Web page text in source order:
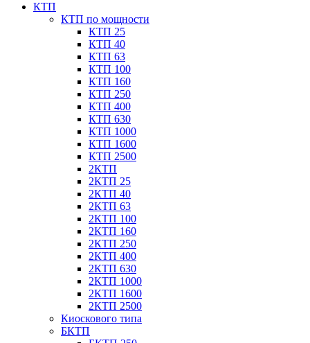
КТП
КТП по мощности
КТП 25
КТП 40
КТП 63
КТП 100
КТП 160
КТП 250
КТП 400
КТП 630
КТП 1000
КТП 1600
КТП 2500
2КТП
2КТП 25
2КТП 40
2КТП 63
2КТП 100
2КТП 160
2КТП 250
2КТП 400
2КТП 630
2КТП 1000
2КТП 1600
2КТП 2500
Киоскового типа
БКТП